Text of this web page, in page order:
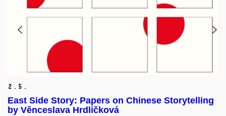
2. 5.
East Side Story: Papers on Chinese Storytelling
by Věnceslava Hrdličková